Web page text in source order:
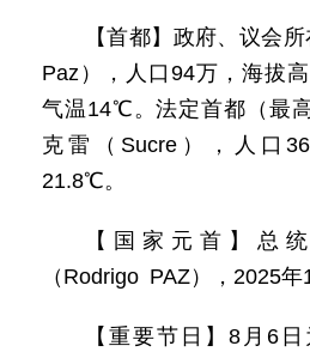
【首都】政府、议会
Paz），人口94万，海拔
气温14℃。法定首都（最
克雷（Sucre），人口
21.8℃。
【国家元首】总
（Rodrigo PAZ），2025年
【重要节日】8月6